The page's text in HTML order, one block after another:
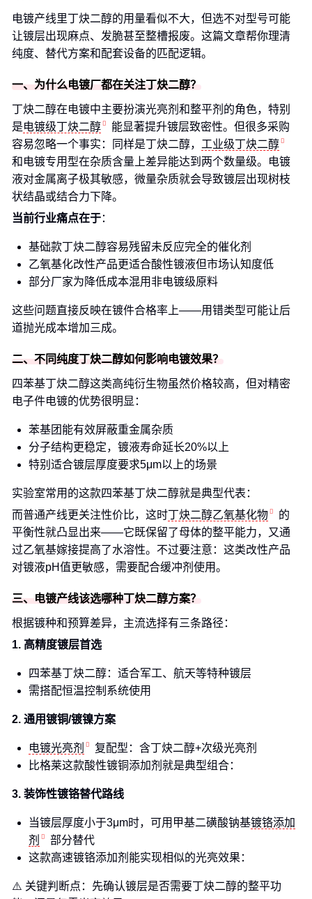
电镀产线里丁炔二醇的用量看似不大，但选不对型号可能
让镀层出现麻点、发脆甚至整槽报废。这篇文章帮你理清
纯度、替代方案和配套设备的匹配逻辑。
一、为什么电镀厂都在关注丁炔二醇？
丁炔二醇在电镀中主要扮演光亮剂和整平剂的角色，特别
是电镀级丁炔二醇
能显著提升镀层致密性。但很多采购
容易忽略一个事实：同样是丁炔二醇， 工业级丁炔二醇
和电镀专用型在杂质含量上差异能达到两个数量级。电镀
液对金属离子极其敏感，微量杂质就会导致镀层出现树枝
状结晶或结合力下降。
当前行业痛点在于：
基础款丁炔二醇容易残留未反应完全的催化剂
乙氧基化改性产品更适合酸性镀液但市场认知度低
部分厂家为降低成本混用非电镀级原料
这些问题直接反映在镀件合格率上——用错类型可能让后
道抛光成本增加三成。
二、不同纯度丁炔二醇如何影响电镀效果？
四苯基丁炔二醇这类高纯衍生物虽然价格较高，但对精密
电子件电镀的优势很明显：
苯基团能有效屏蔽重金属杂质
分子结构更稳定，镀液寿命延长20%以上
特别适合镀层厚度要求5μm以上的场景
实验室常用的这款四苯基丁炔二醇就是典型代表：
而普通产线更关注性价比，这时丁炔二醇乙氧基化物
的
平衡性就凸显出来——它既保留了母体的整平能力，又通
过乙氧基嫁接提高了水溶性。不过要注意：这类改性产品
对镀液pH值更敏感，需要配合缓冲剂使用。
三、电镀产线该选哪种丁炔二醇方案？
根据镀种和预算差异，主流选择有三条路径：
1. 高精度镀层首选
四苯基丁炔二醇：适合军工、航天等特种镀层
需搭配恒温控制系统使用
2. 通用镀铜/镀镍方案
电镀光亮剂
复配型：含丁炔二醇+次级光亮剂
比格莱这款酸性镀铜添加剂就是典型组合：
3. 装饰性镀铬替代路线
当镀层厚度小于3μm时，可用甲基二磺酸钠基镀铬添加
剂
部分替代
这款高速镀铬添加剂能实现相似的光亮效果：
⚠️ 关键判断点：先确认镀层是否需要丁炔二醇的整平功